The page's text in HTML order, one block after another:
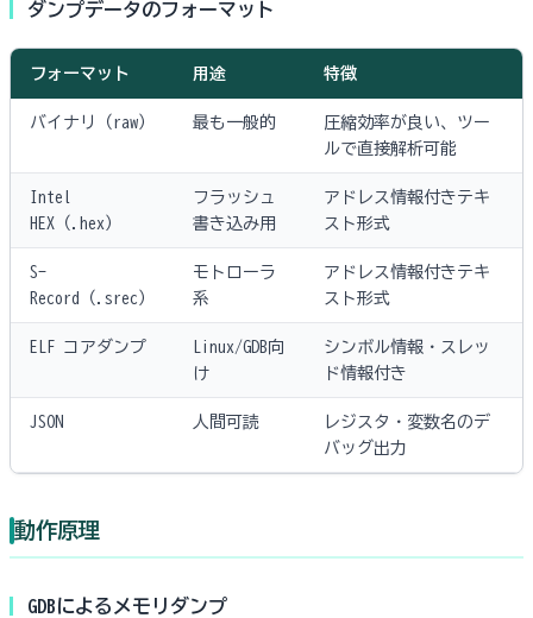
ダンプデータのフォーマット
フォーマット 用途 特徴
バイナリ（raw） 最も一般的
圧縮効率が良い、ツー
ルで直接解析可能
Intel
HEX（.hex）
フラッシュ
書き込み用
アドレス情報付きテキ
スト形式
S-
Record（.srec）
モトローラ
系
アドレス情報付きテキ
スト形式
ELF コアダンプ
Linux/GDB向
け
シンボル情報・スレッ
ド情報付き
JSON 人間可読
レジスタ・変数名のデ
バッグ出力
動作原理
GDBによるメモリダンプ